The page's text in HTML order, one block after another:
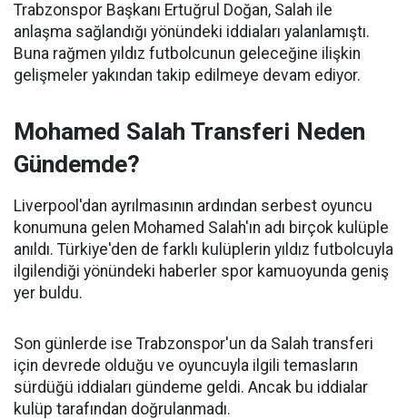
Trabzonspor Başkanı Ertuğrul Doğan, Salah ile
anlaşma sağlandığı yönündeki iddiaları yalanlamıştı.
Buna rağmen yıldız futbolcunun geleceğine ilişkin
gelişmeler yakından takip edilmeye devam ediyor.
Mohamed Salah Transferi Neden
Gündemde?
Liverpool'dan ayrılmasının ardından serbest oyuncu
konumuna gelen Mohamed Salah'ın adı birçok kulüple
anıldı. Türkiye'den de farklı kulüplerin yıldız futbolcuyla
ilgilendiği yönündeki haberler spor kamuoyunda geniş
yer buldu.
Son günlerde ise Trabzonspor'un da Salah transferi
için devrede olduğu ve oyuncuyla ilgili temasların
sürdüğü iddiaları gündeme geldi. Ancak bu iddialar
kulüp tarafından doğrulanmadı.